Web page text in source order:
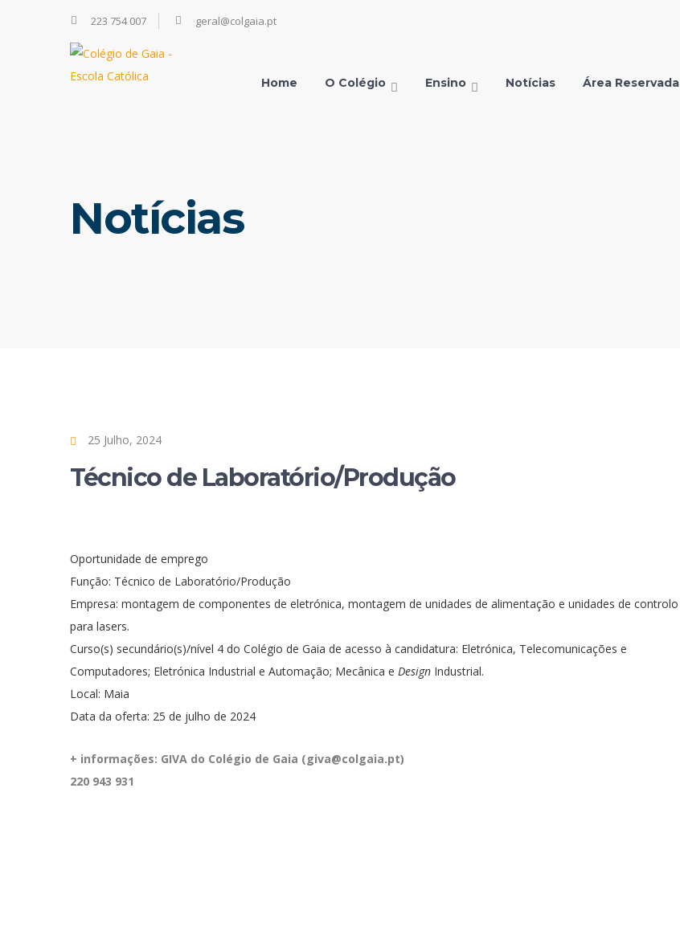
223 754 007 geral@colgaia.pt
Home O Colégio Ensino Notícias Área Reservada
Notícias
25 Julho, 2024
Técnico de Laboratório/Produção
Oportunidade de emprego
Função: Técnico de Laboratório/Produção
Empresa: montagem de componentes de eletrónica, montagem de unidades de alimentação e unidades de controlo
para lasers.
Curso(s) secundário(s)/nível 4 do Colégio de Gaia de acesso à candidatura: Eletrónica, Telecomunicações e
Computadores; Eletrónica Industrial e Automação; Mecânica e Design Industrial.
Local: Maia
Data da oferta: 25 de julho de 2024
+ informações: GIVA do Colégio de Gaia (giva@colgaia.pt)
220 943 931